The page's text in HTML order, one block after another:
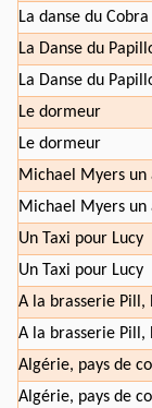
La danse du Cobra
La Danse du
La Danse du
Le dormeur
Le dormeur
Michael Myers un
Michael Myers un
Un Taxi pour Lucy
Un Taxi pour Lucy
A la brasserie Pill,
A la brasserie Pill,
Algérie, pays de
Algérie, pays de